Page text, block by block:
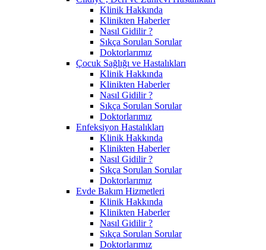
Klinik Hakkında
Klinikten Haberler
Nasıl Gidilir ?
Sıkça Sorulan Sorular
Doktorlarımız
Çocuk Sağlığı ve Hastalıkları
Klinik Hakkında
Klinikten Haberler
Nasıl Gidilir ?
Sıkça Sorulan Sorular
Doktorlarımız
Enfeksiyon Hastalıkları
Klinik Hakkında
Klinikten Haberler
Nasıl Gidilir ?
Sıkça Sorulan Sorular
Doktorlarımız
Evde Bakım Hizmetleri
Klinik Hakkında
Klinikten Haberler
Nasıl Gidilir ?
Sıkça Sorulan Sorular
Doktorlarımız